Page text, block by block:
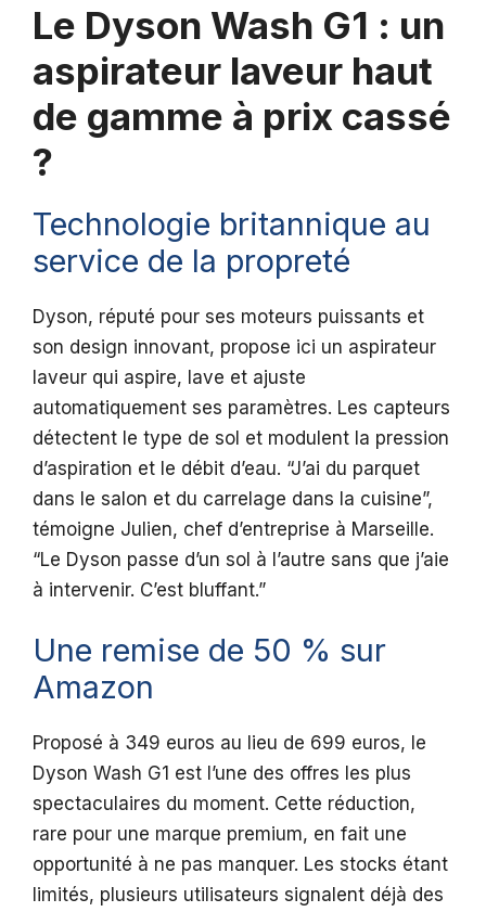
Le Dyson Wash G1 : un
aspirateur laveur haut
de gamme à prix cassé
?
Technologie britannique au
service de la propreté
Dyson, réputé pour ses moteurs puissants et
son design innovant, propose ici un aspirateur
laveur qui aspire, lave et ajuste
automatiquement ses paramètres. Les capteurs
détectent le type de sol et modulent la pression
d’aspiration et le débit d’eau. “J’ai du parquet
dans le salon et du carrelage dans la cuisine”,
témoigne Julien, chef d’entreprise à Marseille.
“Le Dyson passe d’un sol à l’autre sans que j’aie
à intervenir. C’est bluffant.”
Une remise de 50 % sur
Amazon
Proposé à 349 euros au lieu de 699 euros, le
Dyson Wash G1 est l’une des offres les plus
spectaculaires du moment. Cette réduction,
rare pour une marque premium, en fait une
opportunité à ne pas manquer. Les stocks étant
limités, plusieurs utilisateurs signalent déjà des